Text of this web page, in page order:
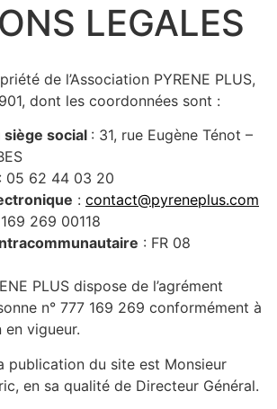
LEGALES
de l’Association PYRENE PLUS,
dont les coordonnées sont :
social : 31, rue Eugène Ténot –
: 05 62 44 03 20
: contact@pyreneplus.com
269 00118
: FR 08
PLUS dispose de l’agrément
n° 777 169 269 conformément à
vigueur.
publication du site est Monsieur
en sa qualité de Directeur Général.